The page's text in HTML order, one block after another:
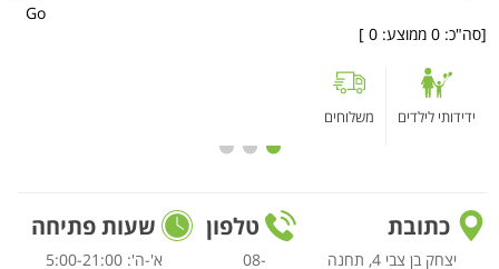
[סה"כ: 0 ממוצע: 0
]
ידידותי לילדים משלוחים
כתובת
יצחק בן צבי 4, תחנה
טלפון
08-
שעות פתיחה
א'-ה': 5:00-21:00